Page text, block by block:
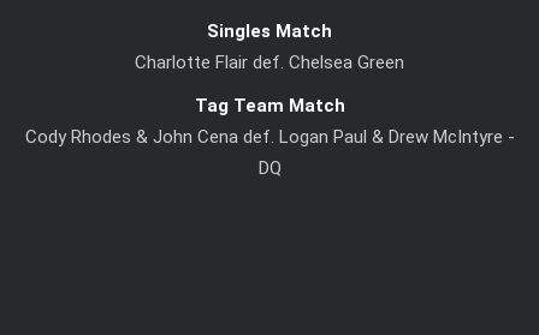
Singles Match
Charlotte Flair def. Chelsea Green
Tag Team Match
Cody Rhodes & John Cena def. Logan Paul & Drew McIntyre -
DQ